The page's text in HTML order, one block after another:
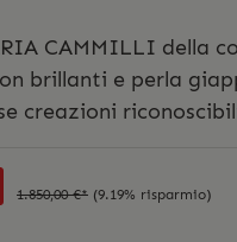
CAMMILLI della
brillanti e perla
creazioni
1.850,00 €* (9.19% risparmio)